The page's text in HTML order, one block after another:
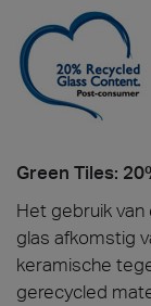
Green Tiles:
Het gebruik
glas afkomstig
keramische
gerecycled